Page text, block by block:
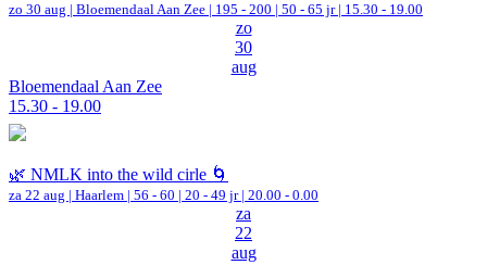
zo 30 aug | Bloemendaal Aan Zee | 195 - 200 | 50 - 65 jr | 15.30 - 19.00
zo
30
aug
Bloemendaal Aan Zee
15.30 - 19.00
🌿 NMLK into the wild cirle 🌀
za 22 aug | Haarlem | 56 - 60 | 20 - 49 jr | 20.00 - 0.00
za
22
aug